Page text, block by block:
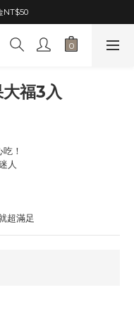
NT$50
福3入
！
人
超滿足